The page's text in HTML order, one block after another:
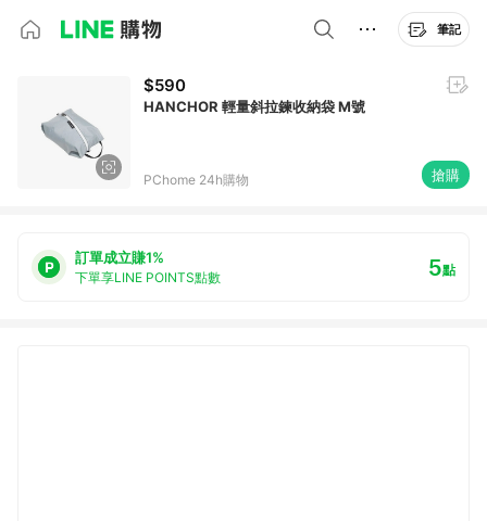
筆記
$590
HANCHOR 輕量斜拉鍊收納袋 M號
PChome 24h購物 搶購
訂單成立賺1%
下單享LINE POINTS點數 5點